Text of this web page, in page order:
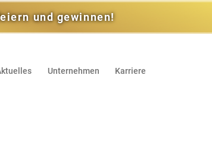
und gewinnen!
Unternehmen Karriere